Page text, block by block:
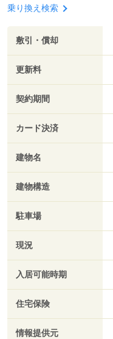
乗り換え検索
敷引・償却
更新料
契約期間
カード決済
建物名
建物構造
駐車場
現況
入居可能時期
住宅保険
情報提供元